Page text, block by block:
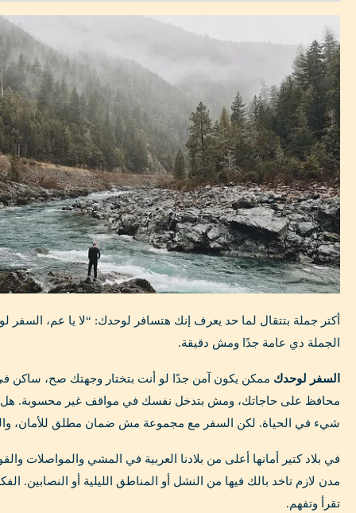
أكتر جملة بتتقال لما حد يعرف إنك هتسافر لوحدك: “لا يا عم،
الجملة دي عامة جدًا ومش دقيقة.
السفر لوحدك ممكن يكون آمن جدًا لو أنت بتختار وجهتك صح، ساكن
محافظ على حاجاتك، ومش بتدخل نفسك في مواقف غير محسوبة. هل
شيء في الحياة. لكن السفر مع مجموعة مش ضمان مطلق للأمان،
في بلاد كتير أمانها أعلى من بلادنا العربية في المشي والمواصلات
مدن لازم تاخد بالك فيها من النشل أو المناطق الليلية أو النصابين.
تقرأ وتفهم.